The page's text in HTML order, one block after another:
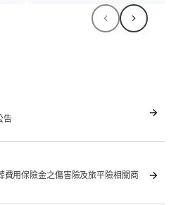
告
費用保險金之傷害險及旅平險相關商